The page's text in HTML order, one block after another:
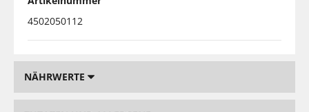
4502050112
NÄHRWERTE